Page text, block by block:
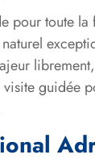
pour toute
guidée